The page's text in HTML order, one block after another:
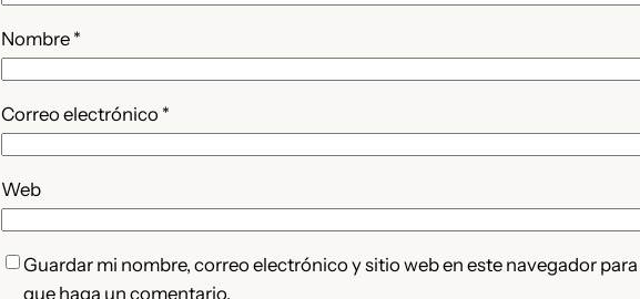
Nombre *
Correo electrónico *
Web
Guardar mi nombre, correo electrónico y sitio web en este navegador
que haga un comentario.